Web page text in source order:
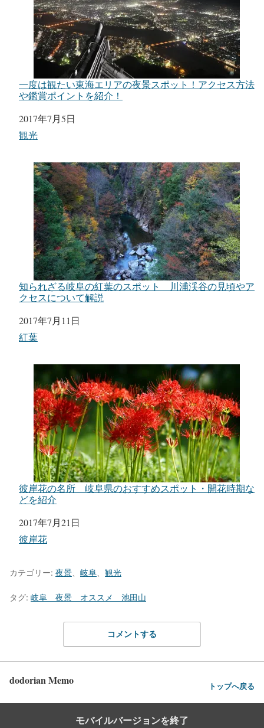
一度は観たい東海エリアの夜景スポット！アクセス方法
や鑑賞ポイントを紹介！
日付
2017年7月5日
関連理由
観光
知られざる岐阜の紅葉のスポット 川浦渓谷の見頃やア
クセスについて解説
日付
2017年7月11日
関連理由
紅葉
彼岸花の名所 岐阜県のおすすめスポット・開花時期な
どを紹介
日付
2017年7月21日
関連理由
彼岸花
カテゴリー: 夜景 岐阜 観光
タグ: 岐阜 夜景 オススメ 池田山
コメントする
dodorian Memo トップへ戻る
モバイルバージョンを終了